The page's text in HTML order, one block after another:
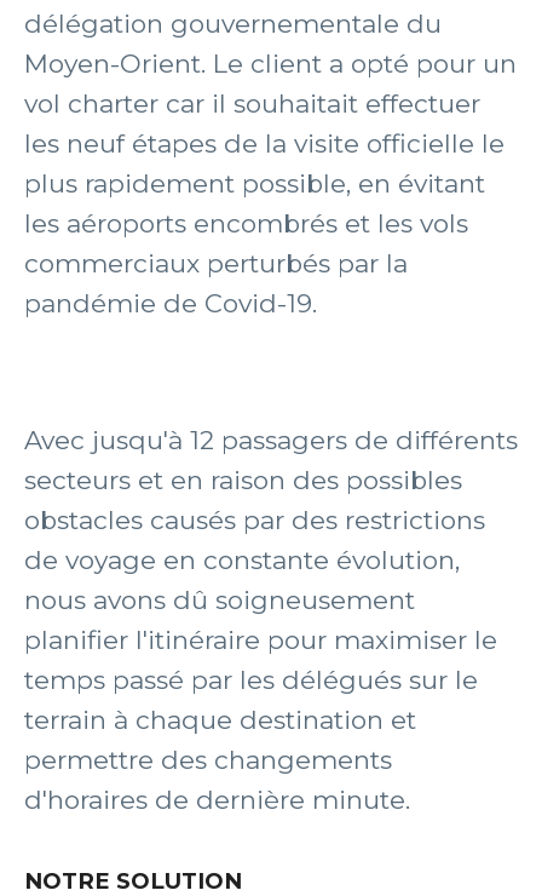
délégation gouvernementale du
Moyen-Orient. Le client a opté pour un
vol charter car il souhaitait effectuer
les neuf étapes de la visite officielle le
plus rapidement possible, en évitant
les aéroports encombrés et les vols
commerciaux perturbés par la
pandémie de Covid-19.
Avec jusqu'à 12 passagers de différents
secteurs et en raison des possibles
obstacles causés par des restrictions
de voyage en constante évolution,
nous avons dû soigneusement
planifier l'itinéraire pour maximiser le
temps passé par les délégués sur le
terrain à chaque destination et
permettre des changements
d'horaires de dernière minute.
NOTRE SOLUTION